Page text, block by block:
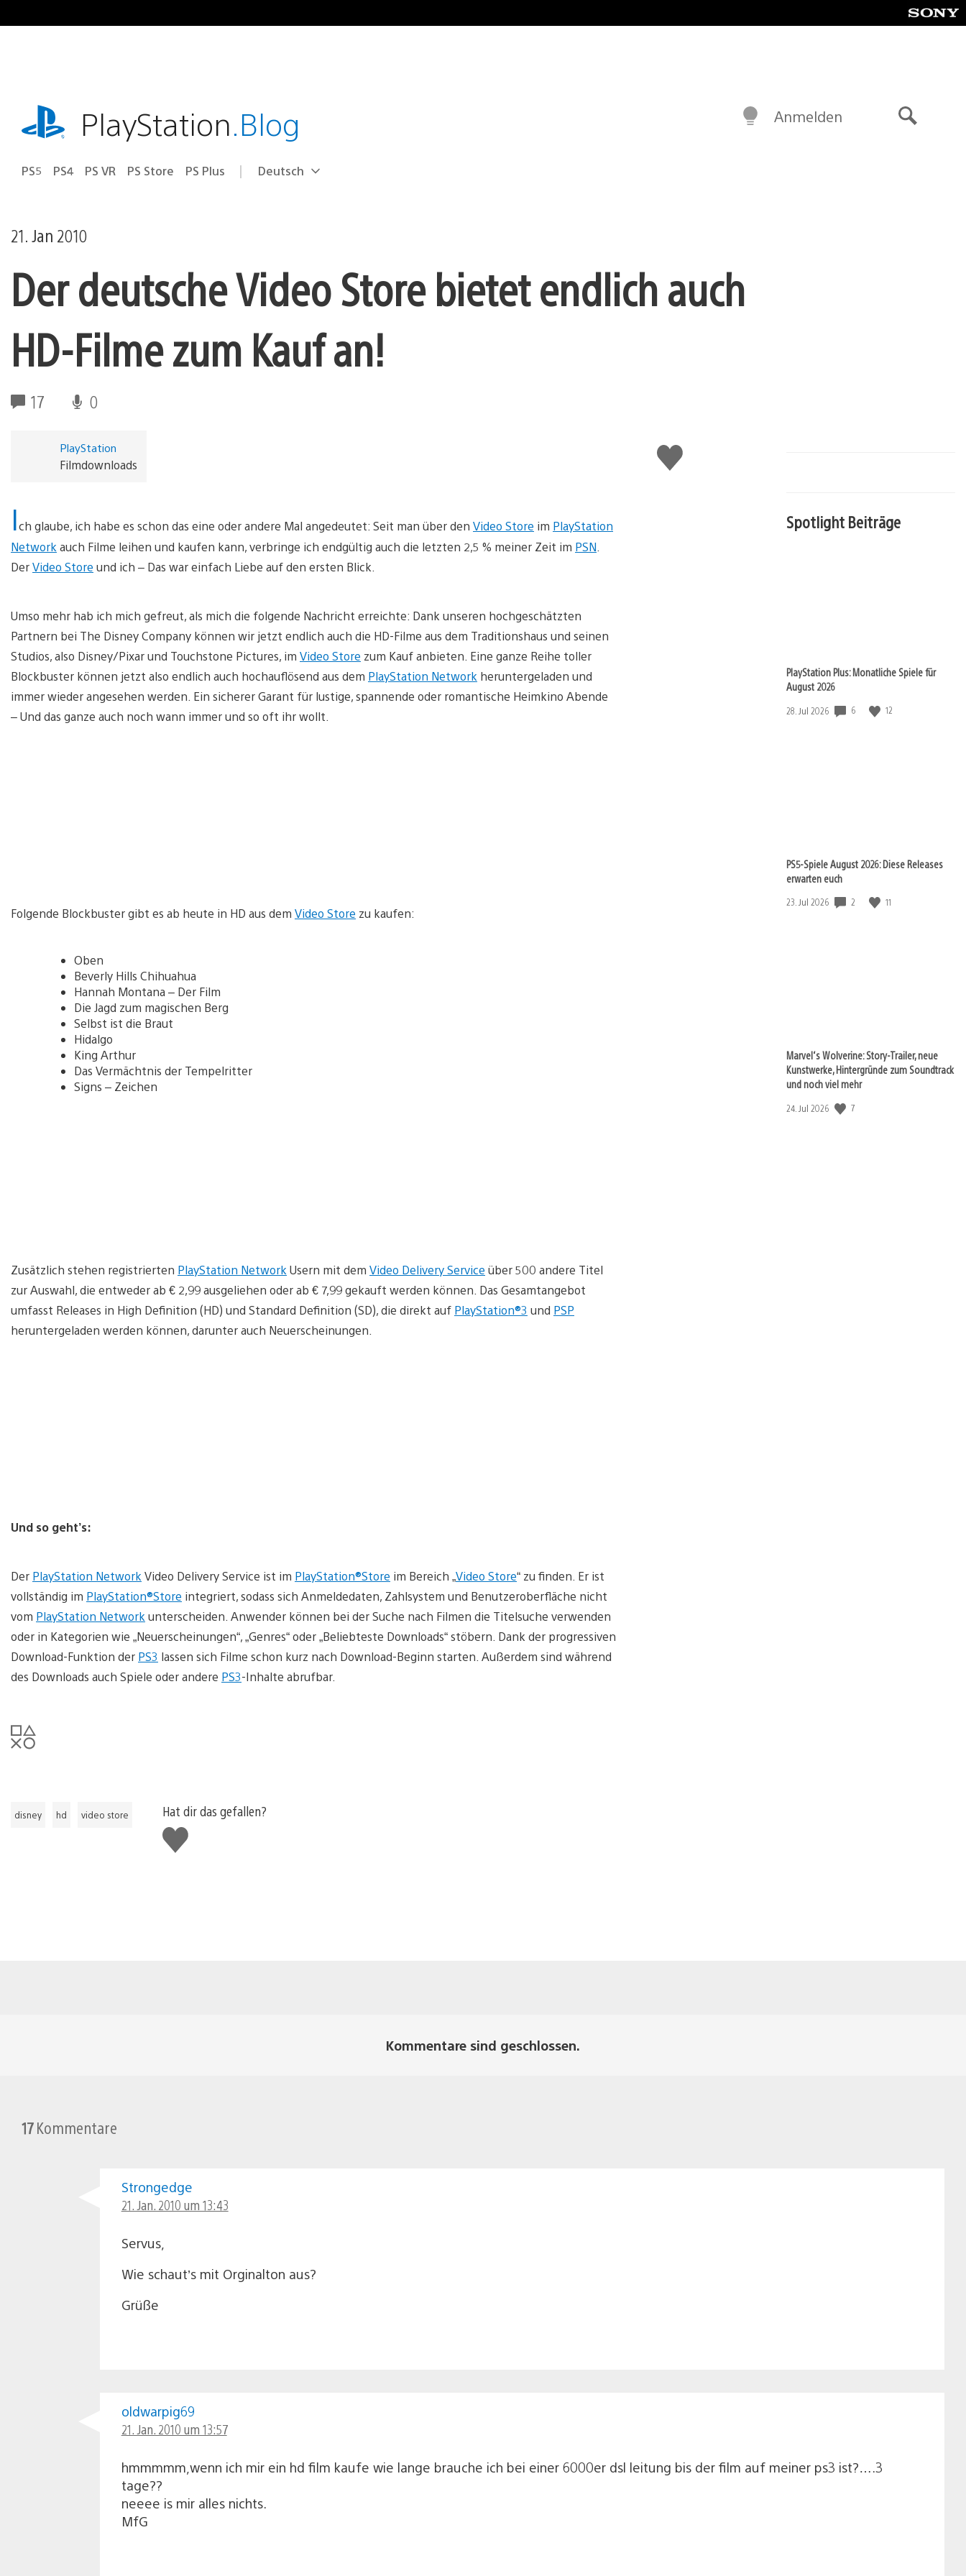
Inhalt
playstation.comPlayStation.Blog
PS5 PS4 PS VR PS Store PS Plus Select
Aktuelle
Deutsch
Anmelden
21. Jan 2010
Der deutsche Video Store bietet endlich auch
HD-Filme zum Kauf an!
17 0
Gefällt
mir
PlayStation
Filmdownloads
Ich glaube, ich habe es schon das eine oder andere Mal angedeutet: Seit man über den Video Store im PlayStation
Network auch Filme leihen und kaufen kann, verbringe ich endgültig auch die letzten 2,5 % meiner Zeit im PSN
DerVideo Store und ich – Das war einfach Liebe auf den ersten Blick.
Umso mehr hab ich mich gefreut, als mich die folgende Nachricht erreichte: Dank unseren hochgeschätzten
Partnern bei The Disney Company können wir jetzt endlich auch die HD-Filme aus dem Traditionshaus und seinen
Studios, also Disney/Pixar und Touchstone Pictures, im Video Store zum Kauf anbieten. Eine ganze Reihe toller
Blockbuster können jetzt also endlich auch hochauflösend aus dem PlayStation Network heruntergeladen und
immer wieder angesehen werden. Ein sicherer Garant für lustige, spannende oder romantische Heimkino Abende
– Und das ganze auch noch wann immer und so oft ihr wollt.
Folgende Blockbuster gibt es ab heute in HD aus dem Video Store zu kaufen:
Oben
Beverly Hills Chihuahua
Hannah Montana – Der Film
Die Jagd zum magischen Berg
Selbst ist die Braut
Hidalgo
King Arthur
Das Vermächtnis der Tempelritter
Signs – Zeichen
Zusätzlich stehen registrierten PlayStation Network Usern mit dem Video Delivery Service über 500 andere Titel
zur Auswahl, die entweder ab € 2,99 ausgeliehen oder ab € 7,99 gekauft werden können. Das Gesamtangebot
umfasst Releases in High Definition (HD) und Standard Definition (SD), die direkt auf PlayStation®3 und PSP
heruntergeladen werden können, darunter auch Neuerscheinungen.
Und so geht’s:
Der PlayStation Network Video Delivery Service ist im PlayStation®Store im Bereich „Video Store“ zu finden. Er ist
vollständig im PlayStation®Store integriert, sodass sich Anmeldedaten, Zahlsystem und Benutzeroberfläche nicht
vom PlayStation Network unterscheiden. Anwender können bei der Suche nach Filmen die Titelsuche verwenden
oder in Kategorien wie „Neuerscheinungen“, „Genres“ oder „Beliebteste Downloads“ stöbern. Dank der progressiven
Download-Funktion der PS3 lassen sich Filme schon kurz nach Download-Beginn starten. Außerdem sind während
des Downloads auch Spiele oder andere PS3-Inhalte abrufbar.
disney hd video store
Hat dir das gefallen?
Gefällt
mir
Spotlight Beiträge
PlayStation Plus: Monatliche Spiele für
August 2026
Veröffentlichungsdatum:
28. Jul 2026 6 12
PS5-Spiele August 2026: Diese Releases
erwarten euch
Veröffentlichungsdatum:
23. Jul 2026 2 11
Marvel‘s Wolverine: Story-Trailer, neue
Kunstwerke, Hintergründe zum Soundtrack
und noch viel mehr
Veröffentlichungsdatum:
24. Jul 2026 7
Kommentare sind geschlossen.
17Kommentare
Strongedge
21. Jan. 2010 um 13:43
Servus,
Wie schaut’s mit Orginalton aus?
Grüße
oldwarpig69
21. Jan. 2010 um 13:57
hmmmmm,wenn ich mir ein hd film kaufe wie lange brauche ich bei einer 6000er dsl leitung bis der film auf meiner ps3 ist?….3
tage??
neeee is mir alles nichts.
MfG